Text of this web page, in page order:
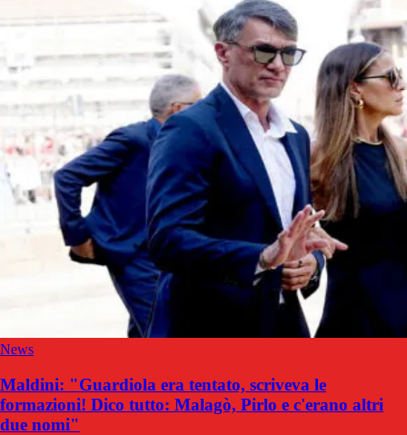
News
Maldini: "Guardiola era tentato, scriveva le
formazioni! Dico tutto: Malagò, Pirlo e c'erano altri
due nomi"